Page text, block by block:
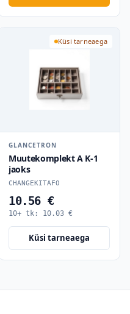
Küsi tarneaega
GLANCETRON
Muutekomplekt A K-1
jaoks
CHANGEKITAFO
10.56 €
10+ tk: 10.03 €
Küsi tarneaega